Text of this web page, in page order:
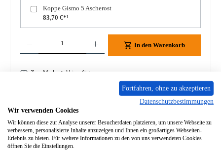
Koppe Gismo 5 Ascherost
83,70 €*¹
In den Warenkorb
Zum Merkzettel hinzufügen
Frage zum Produkt
Fortfahren, ohne zu akzeptieren
Datenschutzbestimmungen
Wir verwenden Cookies
Wir können diese zur Analyse unserer Besucherdaten platzieren, um unsere Webseite zu
verbessern, personalisierte Inhalte anzuzeigen und Ihnen ein großartiges Webseiten-
Erlebnis zu bieten. Für weitere Informationen zu den von uns verwendeten Cookies
öffnen Sie die Einstellungen.